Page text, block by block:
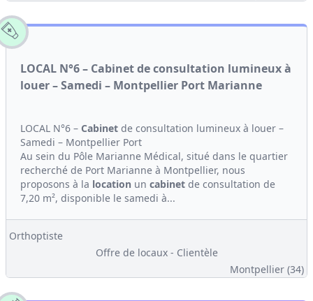
LOCAL N°6 – Cabinet de consultation lumineux à
louer – Samedi – Montpellier Port Marianne
LOCAL N°6 – Cabinet de consultation lumineux à louer –
Samedi – Montpellier Port
Au sein du Pôle Marianne Médical, situé dans le quartier
recherché de Port Marianne à Montpellier, nous
proposons à la location un cabinet de consultation de
7,20 m², disponible le samedi à...
Orthoptiste
Offre de locaux - Clientèle
Montpellier (34)